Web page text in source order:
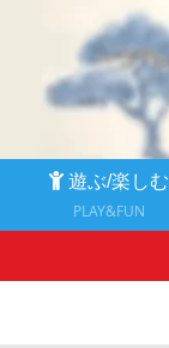
遊ぶ/楽しむ
PLAY&FUN